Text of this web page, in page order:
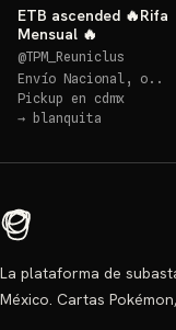
ETB ascended 🔥Rifa
Mensual 🔥
@TPM_Reuniclus
Envío Nacional, o..
Pickup en cdmx
→ blanquita
La plataforma de
México. Cartas